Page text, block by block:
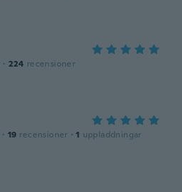
· 224 recensioner
· 19 recensioner · 1 uppladdningar